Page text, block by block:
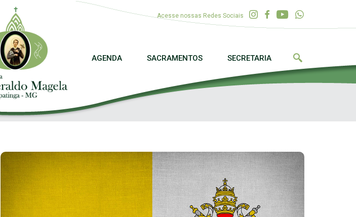
Acesse nossas Redes Sociais
AGENDA SACRAMENTOS SECRETARIA